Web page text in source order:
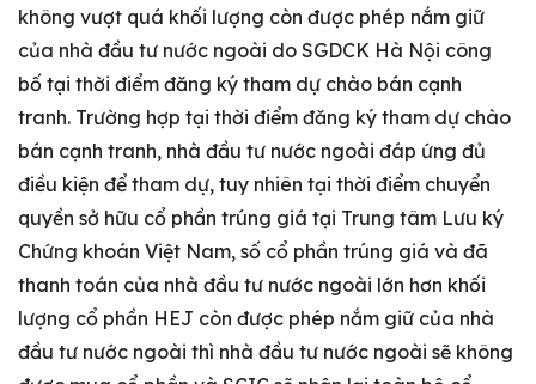
không vượt quá khối lượng còn được phép nắm giữ
của nhà đầu tư nước ngoài do SGDCK Hà Nội công
bố tại thời điểm đăng ký tham dự chào bán cạnh
tranh. Trường hợp tại thời điểm đăng ký tham dự chào
bán cạnh tranh, nhà đầu tư nước ngoài đáp ứng đủ
điều kiện để tham dự, tuy nhiên tại thời điểm chuyển
quyền sở hữu cổ phần trúng giá tại Trung tâm Lưu ký
Chứng khoán Việt Nam, số cổ phần trúng giá và đã
thanh toán của nhà đầu tư nước ngoài lớn hơn khối
lượng cổ phần HEJ còn được phép nắm giữ của nhà
đầu tư nước ngoài thì nhà đầu tư nước ngoài sẽ không